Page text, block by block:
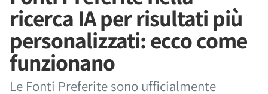
ricerca IA per risultati più
personalizzati: ecco come
funzionano
Le Fonti Preferite sono ufficialmente